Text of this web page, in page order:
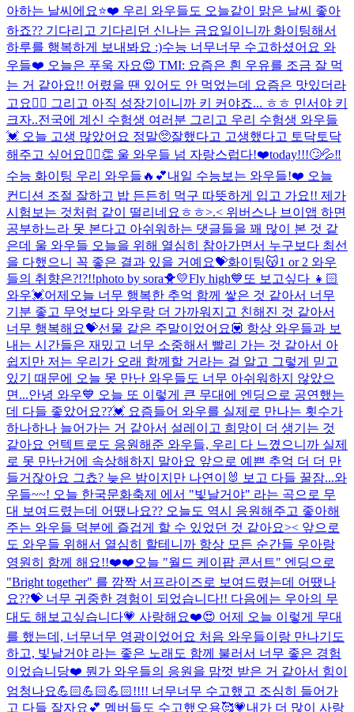
아하는 날씨에요⭐️❤️ 우리 와우들도 오늘같이 맑은 날씨 좋아
하죠?? 기다리고 기다리던 신나는 금요일이니까 화이팅해서
하루를 행복하게 보내봐요 :)수능 너무너무 수고하셨어요 와
우들❤️ 오늘은 푸욱 자요😍 TMI: 요즘은 흰 우유를 조금 잘 먹
는 거 같아요!! 어렸을 땐 있어도 안 먹었는데 요즘은 맛있더라
고요👍🏻 그리고 아직 성장기이니까 키 커야죠... ㅎㅎ 민서야 키
크자..전국에 계신 수험생 여러분 그리고 우리 수험생 와우들
💓 오늘 고생 많았어요 정말🥺잘했다고 고생했다고 토닥토닥
해주고 싶어요🙆‍♀️👏 울 와우들 넘 자랑스럽다!❤️today!!!🙄💦‼️
수능 화이팅 우리 와우들🔥💕내일 수능보는 와우들!❤️ 오늘
컨디션 조절 잘하고 밥 든든히 먹구 따뜻하게 입고 가요!! 제가
시험보는 것처럼 같이 떨리네요ㅎㅎ>.< 위버스나 브이앱 하면
공부하느라 못 본다고 아쉬워하는 댓글들을 꽤 많이 본 것 같
은데 울 와우들 오늘을 위해 열심히 참아가면서 누구보다 최선
을 다했으니 꼭 좋은 결과 있을 거예요💝화이팅😽1 or 2 와우
들의 취향은?!?!!photo by sora🐥💛Fly high💙 또 보고싶다 👧🏻
와우💓어제오늘 너무 행복한 추억 함께 쌓은 것 같아서 너무
기분 좋고 무엇보다 와우랑 더 가까워지고 친해진 것 같아서
너무 행복해요💝선물 같은 주말이었어요💟 항상 와우들과 보
내는 시간들은 재밌고 너무 소중해서 빨리 가는 것 같아서 아
쉽지만 저는 우리가 오래 함께할 거라는 걸 알고 그렇게 믿고
있기 때문에 오늘 못 만난 와우들도 너무 아쉬워하지 않았으
면...안녕 와우💙 오늘 또 이렇게 큰 무대에 엔딩으로 공연했는
데 다들 좋았어요??💓 요즘들어 와우를 실제로 만나는 횟수가
하나하나 늘어가는 거 같아서 설레이고 희망이 더 생기는 것
같아요 언텍트로도 응원해준 와우들, 우리 다 느꼈으니까 실제
로 못 만난거에 속상해하지 말아요 앞으로 예쁜 추억 더 더 만
들거잖아요 그쵸? 늦은 밤이지만 나연이🐰 보고 다들 꿀잠...와
우들~~! 오늘 한국문화축제 에서 "빛날거야" 라는 곡으로 무
대 보여드렸는데 어땠나요?? 오늘도 역시 응원해주고 좋아해
주는 와우들 덕분에 즐겁게 할 수 있었던 것 같아요>< 앞으로
도 와우들 위해서 열심히 할테니까 항상 모든 순간들 우아랑
영원히 함께 해요!!❤️❤️오늘 "월드 케이팝 콘서트" 엔딩으로
"Bright together" 를 깜짝 서프라이즈로 보여드렸는데 어땠나
요??💝 너무 귀중한 경험이 되었습니다!! 다음에는 우아의 무
대도 해보고싶습니다💗 사랑해요❤️😍 어제 오늘 이렇게 무대
를 했는데, 너무너무 영광이었어요 처음 와우들이랑 만나기도
하고, 빛날거야 라는 좋은 노래도 함께 불러서 너무 좋은 경험
이었습니당❤️ 뭔가 와우들의 응원을 맘껏 받은 거 같아서 힘이
엄청나요💪🏻💪🏻💪🏻!!!! 너무너무 수고했고 조심히 들어가
고 다들 잘자요💕 멤버들도 수고했오용🥰💗내가 더 많이 사랑